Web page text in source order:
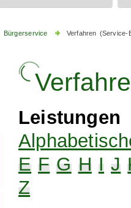
Bürgerservice Verfahren (Service-
Leistungen
E F G H I J
Z